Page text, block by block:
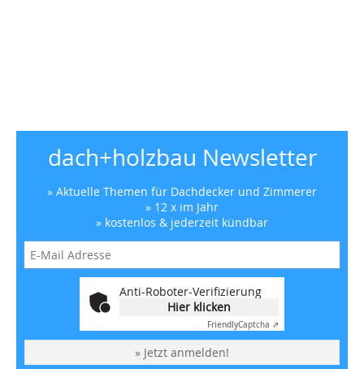
dach+holzbau Newsletter
» Aktuelle Themen für Dachdecker und Zimmerer
» 12 x im Jahr
» kostenlos & jederzeit kündbar
Anti-Roboter-Verifizierung
Hier klicken
FriendlyCaptcha ⇗
» Jetzt anmelden!